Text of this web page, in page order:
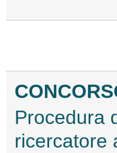
Procedura
ricercatore